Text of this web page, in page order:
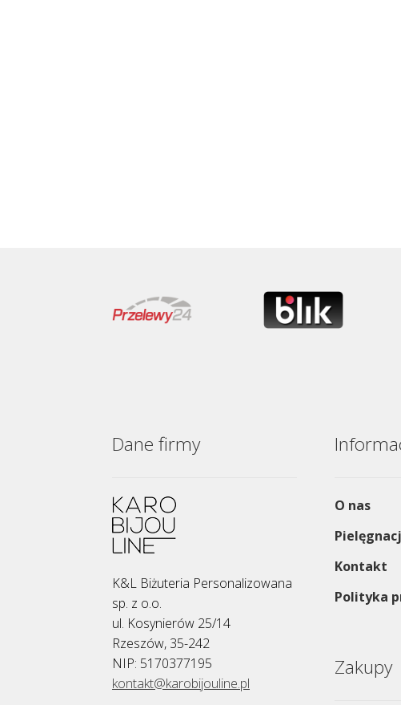
Dane firmy
K&L Biżuteria Personalizowana
sp. z o.o.
ul. Kosynierów 25/14
Rzeszów, 35-242
NIP: 5170377195
kontakt@karobijouline.pl
O nas
Kontakt
Polityka
Zakupy